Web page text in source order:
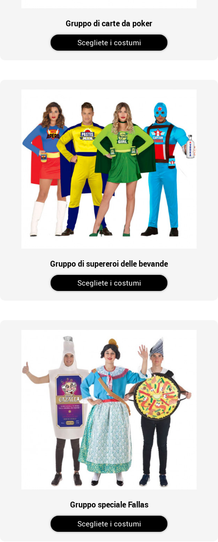
Gruppo di carte da poker
Scegliete i costumi
Gruppo di supereroi delle bevande
Scegliete i costumi
Gruppo speciale Fallas
Scegliete i costumi